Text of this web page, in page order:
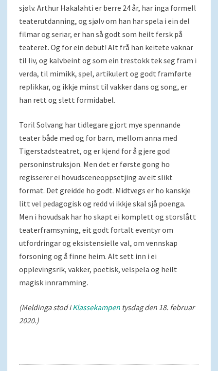
sjølv. Arthur Hakalahti er berre 24 år, har inga formell
teaterutdanning, og sjølv om han har spela i ein del
filmar og seriar, er han så godt som heilt fersk på
teateret. Og for ein debut! Alt frå han keitete vaknar
til liv, og kalvbeint og som ein trestokk tek seg fram i
verda, til mimikk, spel, artikulert og godt framførte
replikkar, og ikkje minst til vakker dans og song, er
han rett og slett formidabel.
Toril Solvang har tidlegare gjort mye spennande
teater både med og for barn, mellom anna med
Tigerstadsteatret, og er kjend for å gjere god
personinstruksjon. Men det er første gong ho
regisserer ei hovudsceneoppsetjing av eit slikt
format. Det greidde ho godt. Midtvegs er ho kanskje
litt vel pedagogisk og redd vi ikkje skal sjå poenga.
Men i hovudsak har ho skapt ei komplett og storslått
teaterframsyning, eit godt fortalt eventyr om
utfordringar og eksistensielle val, om vennskap
forsoning og å finne heim. Alt sett inn i ei
opplevingsrik, vakker, poetisk, velspela og heilt
magisk innramming.
(Meldinga stod iKlassekampen tysdag den 18. februar
2020.)